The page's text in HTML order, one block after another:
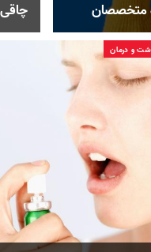
متخصصان
و درمان